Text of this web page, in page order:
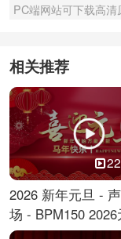
PC端网站可下载高清
相关推荐
2026 新年元旦 -
场 - BPM150 2026
年倒计时